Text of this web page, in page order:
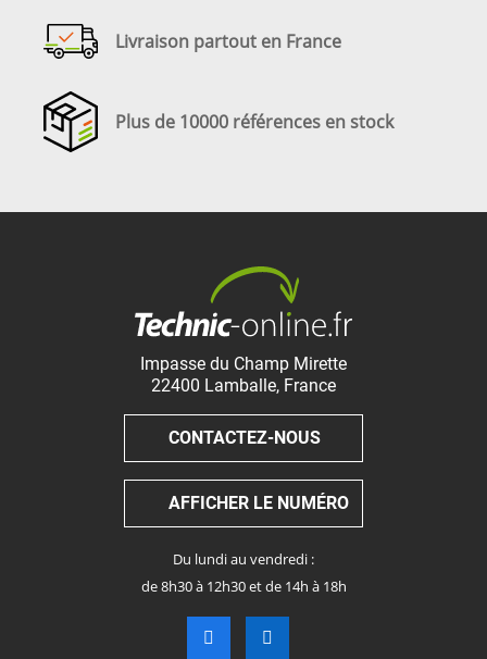
Livraison partout en France
Plus de 10000 références en stock
Impasse du Champ Mirette
22400 Lamballe, France
CONTACTEZ-NOUS
AFFICHER LE NUMÉRO
Du lundi au vendredi :
de 8h30 à 12h30 et de 14h à 18h